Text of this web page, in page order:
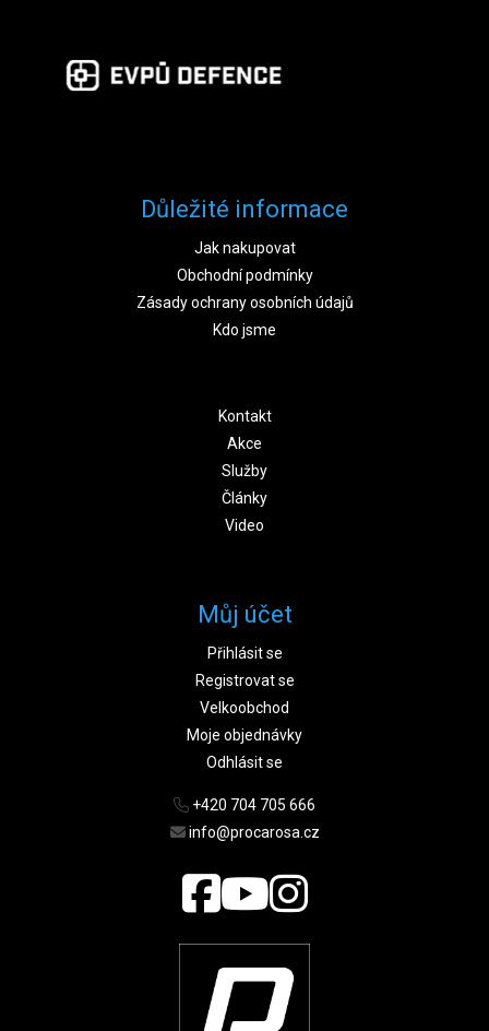
Důležité informace
Jak nakupovat
Obchodní podmínky
Zásady ochrany osobních údajů
Kdo jsme
Kontakt
Akce
Služby
Články
Video
Můj účet
Přihlásit se
Registrovat se
Velkoobchod
Moje objednávky
Odhlásit se
+420 704 705 666
info@procarosa.cz